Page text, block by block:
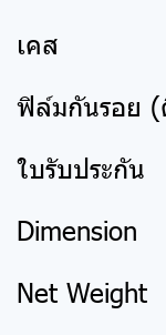
เคส
ฟิล์มกันรอย (
ใบรับประกัน
Dimension
Net